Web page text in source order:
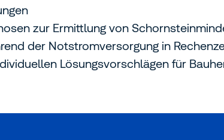
zur Ermittlung von
der Notstromversorgung in
Lösungsvorschlägen für